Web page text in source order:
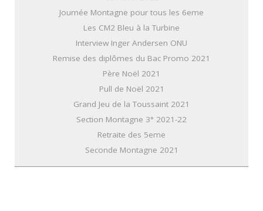
Journée Montagne pour tous les 6eme
Les CM2 Bleu à la Turbine
Interview Inger Andersen ONU
Remise des diplômes du Bac Promo 2021
Père Noël 2021
Pull de Noël 2021
Grand Jeu de la Toussaint 2021
Section Montagne 3° 2021-22
Retraite des 5eme
Seconde Montagne 2021